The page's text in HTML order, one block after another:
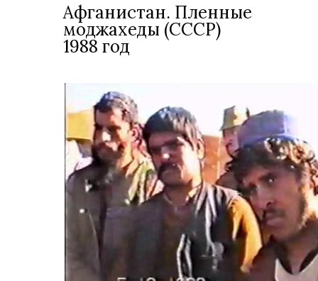
Афганистан. Пленные
моджахеды (СССР)
1988 год